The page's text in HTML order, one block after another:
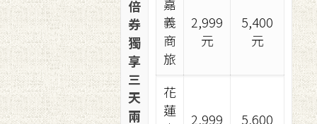
倍
券
獨
享
三
天
兩
義
商
旅
2,999
元
5,400
元
花
蓮
2,999
5,600